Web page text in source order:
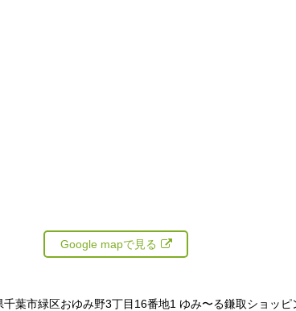
Google mapで見る
葉市緑区おゆみ野3丁目16番地1 ゆみ〜る鎌取ショッピ